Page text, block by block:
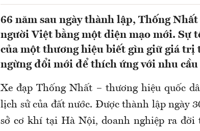
66 năm sau ngày thành lập, Thống
người Việt bằng một diện mạo mới. Sự
của một thương hiệu biết gìn giữ giá trị
ngừng đổi mới để thích ứng với nhu
Xe đạp Thống Nhất – thương hiệu quốc
lịch sử của đất nước. Được thành lập ngày
sở cơ khí tại Hà Nội, doanh nghiệp ra đời